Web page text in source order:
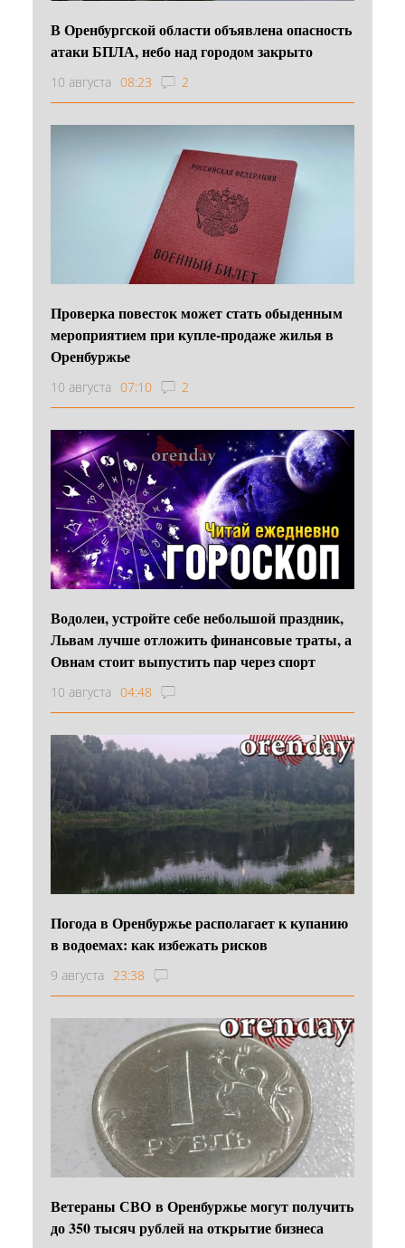
В Оренбургской области объявлена опасность
атаки БПЛА, небо над городом закрыто
10 августа 08:23 2
Проверка повесток может стать обыденным
мероприятием при купле-продаже жилья в
Оренбуржье
10 августа 07:10 2
Водолеи, устройте себе небольшой праздник,
Львам лучше отложить финансовые траты, а
Овнам стоит выпустить пар через спорт
10 августа 04:48
Погода в Оренбуржье располагает к купанию
в водоемах: как избежать рисков
9 августа 23:38
Ветераны СВО в Оренбуржье могут получить
до 350 тысяч рублей на открытие бизнеса